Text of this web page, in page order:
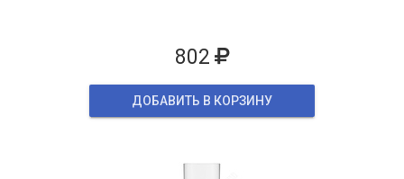
802
ДОБАВИТЬ В КОРЗИНУ